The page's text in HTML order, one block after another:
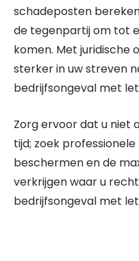
schadeposten
de tegenpartij om tot
komen. Met juridische
sterker in uw streven
bedrijfsongeval met
Zorg ervoor dat u niet
tijd; zoek
beschermen en de
verkrijgen waar u
bedrijfsongeval met